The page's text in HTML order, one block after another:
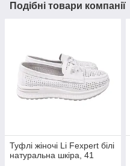
Подібні товари компанії
Туфлі жіночі Li Fexpert білі
натуральна шкіра, 41